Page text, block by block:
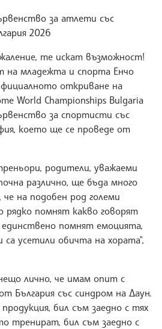
за атлети със
2026
те искат възможност!
на младежта и спорта Енчо
откриване на
World Championships Bulgaria
за спортисти със
което ще се проведе от
родители, уважаеми
различно, ще бъда много
на подобен род големи
рядко помнят какво говорят
помнят емоцията,
са усетили обичта на хората",
лично, че имам опит с
България със синдром на Даун.
бил съм заедно с тях
тренират, бил съм заедно с